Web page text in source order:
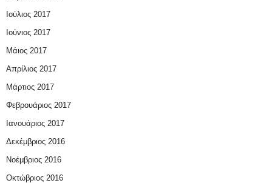
Ιούλιος 2017
Ιούνιος 2017
Μάιος 2017
Απρίλιος 2017
Μάρτιος 2017
Φεβρουάριος 2017
Ιανουάριος 2017
Δεκέμβριος 2016
Νοέμβριος 2016
Οκτώβριος 2016